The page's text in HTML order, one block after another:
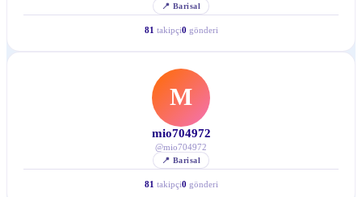
📍 Barisal
81 takipçi0 gönderi
M
mio704972
@mio704972
📍 Barisal
81 takipçi0 gönderi